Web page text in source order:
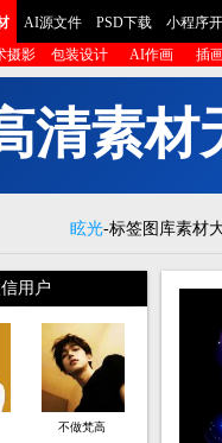
AI源文件 PSD下载 小程序
摄影 包装设计 AI作画 插
清素材
眩光-标签图库素材
用户
不做梵高